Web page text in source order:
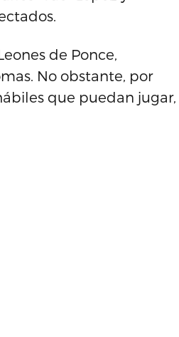
de Ponce,
No obstante, por
que puedan jugar,